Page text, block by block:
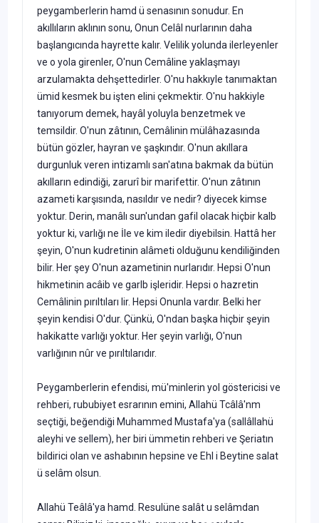
peygamberlerin hamd ü se­nasının sonudur. En
akıllıların aklının sonu, Onun Celâl nurlarının da­ha
başlangıcında hayrette kalır. Velilik yolunda ilerleyenler
ve o yola girenler, O'nun Cemâline yaklaşmayı
arzulamakta dehşettedirler. O'nu hakkıyle tanımaktan
ümid kesmek bu işten elini çekmektir. O'nu hakkiyle
tanıyorum demek, hayâl yoluyla benzetmek ve
temsildir. O'nun zâtının, Cemâlinin mülâhazasında
bütün gözler, hayran ve şaşkındır. O'nun akıllara
durgunluk veren intizamlı san'atına bakmak da bütün
akılların edindiği, zarurî bir marifettir. O'nun zâtının
azameti karşı­sında, nasıldır ve nedir? diyecek kimse
yoktur. Derin, manâlı sun'undan gafil olacak hiçbir kalb
yoktur ki, varlığı ne İle ve kim iledir diyebilsin. Hattâ her
şeyin, O'nun kudretinin alâmeti olduğunu kendiliğinden
bilir. Her şey O'nun azametinin nurlarıdır. Hepsi O'nun
hikmetinin acâib ve garlb işleridir. Hepsi o hazretin
Cemâlinin pırıltıları lir. Hepsi Onunla vardır. Belki her
şeyin kendisi O'dur. Çünkü, O'ndan başka hiçbir şeyin
hakikatte varlığı yoktur. Her şeyin varlığı, O'nun
varlığının nûr ve pı­rıltılarıdır.
Peygamberlerin efendisi, mü'minlerin yol göstericisi ve
rehberi, rububiyet esrarının emini, Allahü Tcâlâ'nm
seçtiği, beğendiği Muhammed Mustafa'ya (sallâllahü
aleyhi ve sellem), her biri ümmetin rehberi ve Şeriatın
bildirici olan ve ashabının hepsine ve Ehl i Beytine salat
ü se­lâm olsun.
Allahü Teâlâ'ya hamd. Resulüne salât u selâmdan